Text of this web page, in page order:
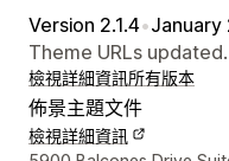
Version 2.1.4•January
Theme URLs updated.
檢視詳細資訊所有版本
佈景主題文件
檢視詳細資訊